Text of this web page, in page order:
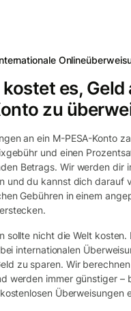
es, Geld
zu
an ein M-PESA-Konto
und einen
Betrags. Wir werden dir
und du kannst dich darauf
Gebühren in einem
sollte nicht die Welt kosten.
internationalen
zu sparen. Wir
werden immer günstiger –
Überweisungen